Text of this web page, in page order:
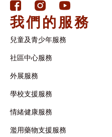
我們的服務
兒童及青少年服務
社區中心服務
外展服務
學校支援服務
情緒健康服務
濫用藥物支援服務